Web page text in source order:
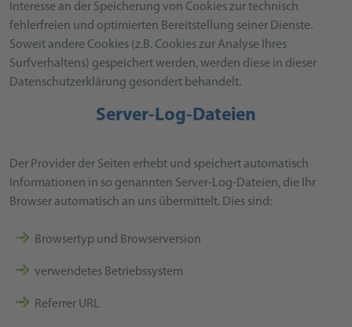
Interesse an der Speicherung von Cookies zur technisch
fehlerfreien und optimierten Bereitstellung seiner Dienste.
Soweit andere Cookies (z.B. Cookies zur Analyse Ihres
Surfverhaltens) gespeichert werden, werden diese in dieser
Datenschutzerklärung gesondert behandelt.
Server-Log-Dateien
Der Provider der Seiten erhebt und speichert automatisch
Informationen in so genannten Server-Log-Dateien, die Ihr
Browser automatisch an uns übermittelt. Dies sind:
Browsertyp und Browserversion
verwendetes Betriebssystem
Referrer URL